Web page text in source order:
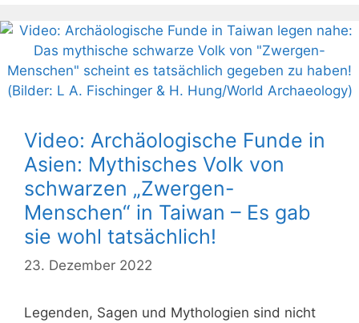
Video: Archäologische Funde in
Asien: Mythisches Volk von
schwarzen „Zwergen-
Menschen“ in Taiwan – Es gab
sie wohl tatsächlich!
23. Dezember 2022
Legenden, Sagen und Mythologien sind nicht